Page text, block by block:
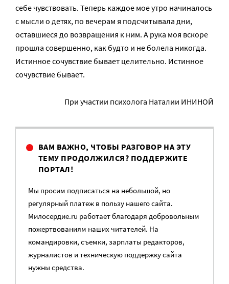
себе чувствовать. Теперь каждое мое утро начиналось
с мысли о детях, по вечерам я подсчитывала дни,
оставшиеся до возвращения к ним. А рука моя вскоре
прошла совершенно, как будто и не болела никогда.
Истинное сочувствие бывает целительно. Истинное
сочувствие бывает.
При участии психолога Наталии ИНИНОЙ
ВАМ ВАЖНО, ЧТОБЫ РАЗГОВОР НА ЭТУ
ТЕМУ ПРОДОЛЖИЛСЯ? ПОДДЕРЖИТЕ
ПОРТАЛ!
Мы просим подписаться на небольшой, но
регулярный платеж в пользу нашего сайта.
Милосердие.ru работает благодаря добровольным
пожертвованиям наших читателей. На
командировки, съемки, зарплаты редакторов,
журналистов и техническую поддержку сайта
нужны средства.